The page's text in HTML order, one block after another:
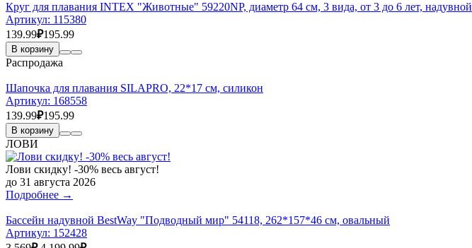
Круг для плавания INTEX "Животные" 59220NP, диаметр 64 см, 3 вида, от 3 до 6 лет, надувной
Артикул: 115380
139.99₽195.99
В корзину
Распродажа
Шапочка для плавания SILAPRO, 22*17 см, силикон
Артикул: 168558
139.99₽195.99
В корзину
ЛОВИ
Лови скидку! -30% весь август!
до 31 августа 2026
Подробнее →
Бассейн надувной BestWay "Подводный мир" 54118, 262*157*46 см, овальный
Артикул: 152428